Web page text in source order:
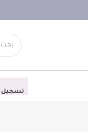
تسجيل